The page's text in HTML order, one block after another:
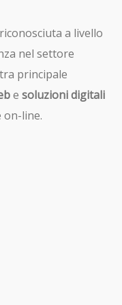
a livello
nel settore
principale
e soluzioni digitali
on-line.